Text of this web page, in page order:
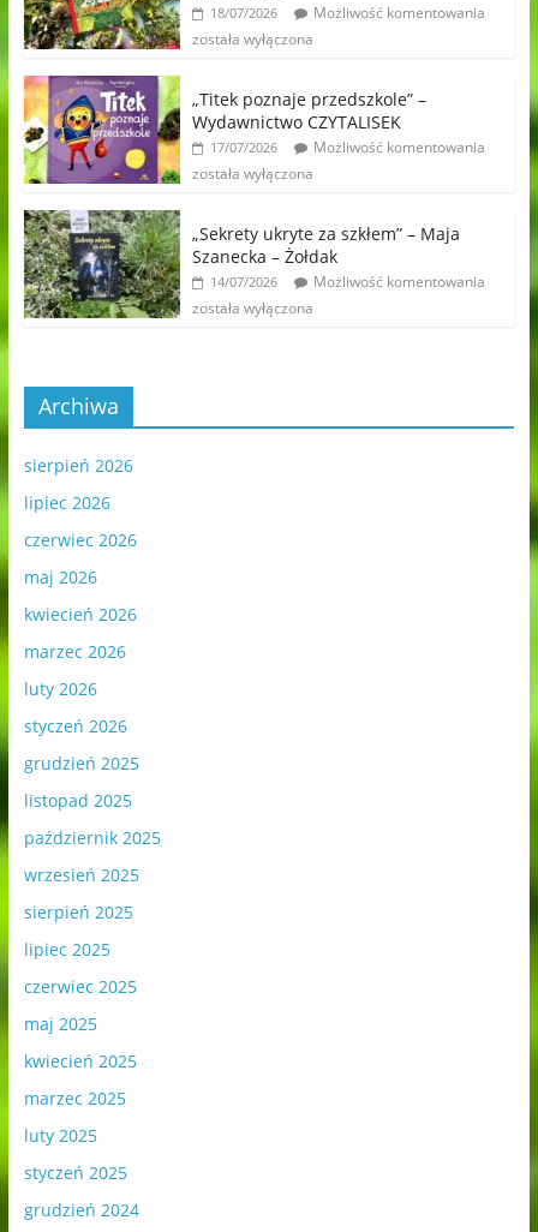
18/07/2026
Możliwość komentowania
została wyłączona
„Titek poznaje przedszkole” –
Wydawnictwo CZYTALISEK
17/07/2026
Możliwość komentowania
została wyłączona
„Sekrety ukryte za szkłem” – Maja
Szanecka – Żołdak
14/07/2026
Możliwość komentowania
została wyłączona
Archiwa
sierpień 2026
lipiec 2026
czerwiec 2026
maj 2026
kwiecień 2026
marzec 2026
luty 2026
styczeń 2026
grudzień 2025
listopad 2025
październik 2025
wrzesień 2025
sierpień 2025
lipiec 2025
czerwiec 2025
maj 2025
kwiecień 2025
marzec 2025
luty 2025
styczeń 2025
grudzień 2024